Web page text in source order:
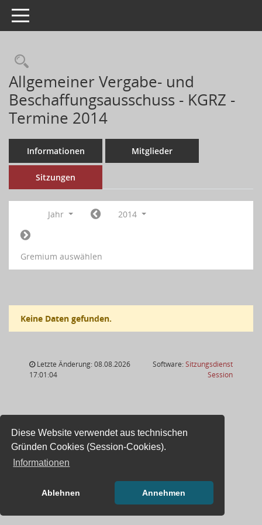
Diese Website verwendet aus technischen
Gründen Cookies (Session-Cookies).
Informationen
Ablehnen Annehmen
Toggle navigation
Allgemeiner Vergabe- und
Beschaffungsausschuss - KGRZ -
Termine 2014
Informationen Mitglieder
Sitzungen
Jahr 2014
Gremium auswählen
Keine Daten gefunden.
Letzte Änderung: 08.08.2026
17:01:04
Software:Sitzungsdienst
Session(Wird in